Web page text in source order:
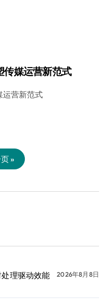
传媒运营新范式
运营新范式
»
理驱动效能
2026年8月8日